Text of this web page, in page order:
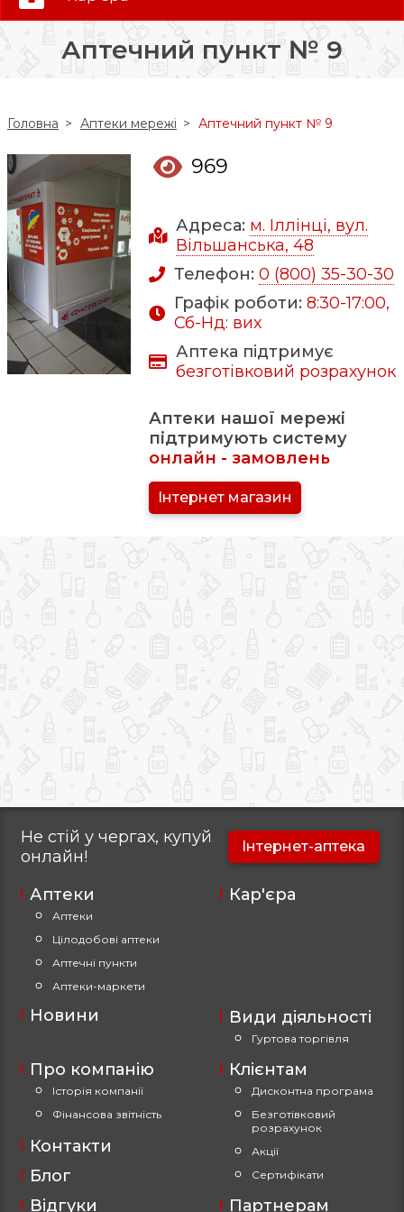
Слідкуй за нами:
Аптечний пункт № 9
Головна Аптеки мережі Аптечний пункт № 9
969
Адреса: м. Іллінці, вул.
Вільшанська, 48
Телефон:0 (800) 35-30-30
Графік роботи:8:30-17:00,
Сб-Нд: вих
Аптека підтримує
безготівковий розрахунок
Аптеки нашої мережі
підтримують систему
онлайн - замовлень
Інтернет магазин
Не стій у чергах, купуй
онлайн!
Інтернет-аптека
Аптеки
Аптеки
Цілодобові аптеки
Аптечні пункти
Аптеки-маркети
Про компанію
Історія компанії
Фінансова звітність
Види діяльності
Гуртова торгівля
Контакти
Відгуки
Новини
Клієнтам
Дисконтна програма
Безготівковий
розрахунок
Акції
Сертифікати
Партнерам
Блог
Кар'єра